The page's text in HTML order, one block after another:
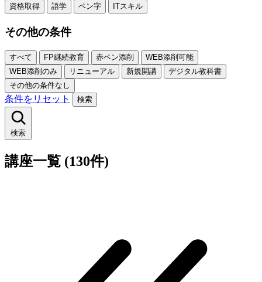
資格取得
語学 ペン字 ITスキル
その他の条件
すべて FP継続教育 赤ペン添削
WEB添削可能
WEB添削のみ
リニューアル 新規開講
デジタル教科書
その他の条件なし
条件をリセット 検索
検索
講座一覧 (130件)